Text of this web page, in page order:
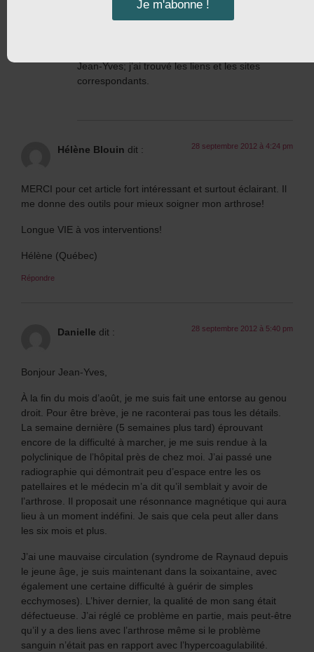
Richard Bourret
3 octobre 2012 à 11:42
Jean-Yves; j’ai trouvé les liens et les sites
correspondants.
Hélène Blouin dit : 28 septembre 2012 à 4:24 pm
MERCI pour cet article fort intéressant et surtout éclairant. Il
me donne des outils pour mieux soigner mon arthrose!
Longue VIE à vos interventions!
Hélène (Québec)
Répondre
Danielle dit : 28 septembre 2012 à 5:40 pm
Bonjour Jean-Yves,
À la fin du mois d’août, je me suis fait une entorse au genou
droit. Pour être brève, je ne raconterai pas tous les détails.
La semaine dernière (5 semaines plus tard) éprouvant
encore de la difficulté à marcher, je me suis rendue à la
polyclinique de l’hôpital près de chez moi. J’ai passé une
radiographie qui démontrait peu d’espace entre les os
patellaires et le médecin m’a dit qu’il semblait y avoir de
l’arthrose. Il proposait une résonnance magnétique qui aura
lieu à un moment indéfini. Je sais que cela peut aller dans
les six mois et plus.
J’ai une mauvaise circulation (syndrome de Raynaud depuis
le jeune âge, je suis maintenant dans la soixantaine, avec
également une certaine difficulté à guérir de simples
ecchymoses). L’hiver dernier, la qualité de mon sang était
défectueuse. J’ai réglé ce problème en partie, mais peut-être
qu’il y a des liens avec l’arthrose même si le problème
sanguin n’était pas en rapport avec l’hypercoagulabilité.
Je m'abonne !